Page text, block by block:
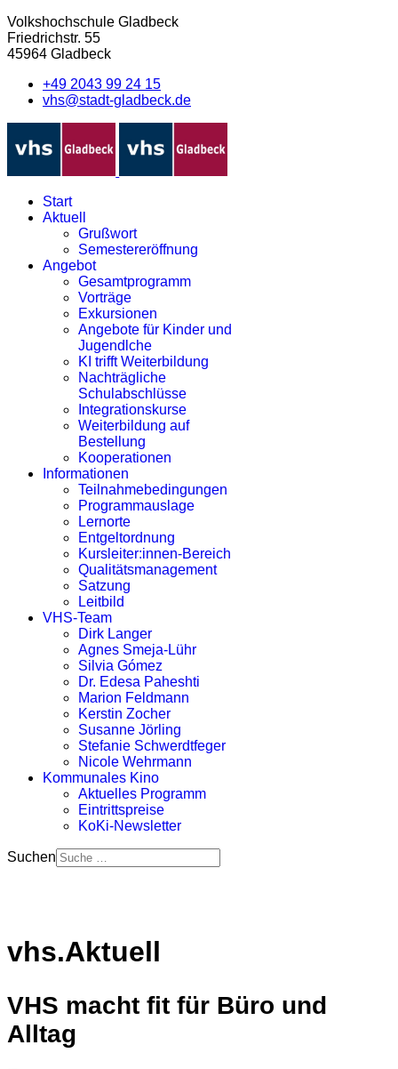
Volkshochschule Gladbeck
Friedrichstr. 55
45964 Gladbeck
+49 2043 99 24 15
vhs@stadt-gladbeck.de
Start
Aktuell
Grußwort
Semestereröffnung
Angebot
Gesamtprogramm
Vorträge
Exkursionen
Angebote für Kinder und
Jugendlche
KI trifft Weiterbildung
Nachträgliche
Schulabschlüsse
Integrationskurse
Weiterbildung auf
Bestellung
Kooperationen
Informationen
Teilnahmebedingungen
Programmauslage
Lernorte
Entgeltordnung
Kursleiter:innen-Bereich
Qualitätsmanagement
Satzung
Leitbild
VHS-Team
Dirk Langer
Agnes Smeja-Lühr
Silvia Gómez
Dr. Edesa Paheshti
Marion Feldmann
Kerstin Zocher
Susanne Jörling
Stefanie Schwerdtfeger
Nicole Wehrmann
Kommunales Kino
Aktuelles Programm
Eintrittspreise
KoKi-Newsletter
Suchen
vhs.Aktuell
VHS macht fit für Büro und
Alltag